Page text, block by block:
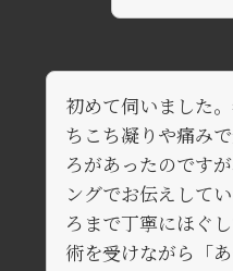
初めて伺いました
ちこち凝りや痛み
ろがあったのです
ングでお伝えして
ろまで丁寧にほぐ
術を受けながら「